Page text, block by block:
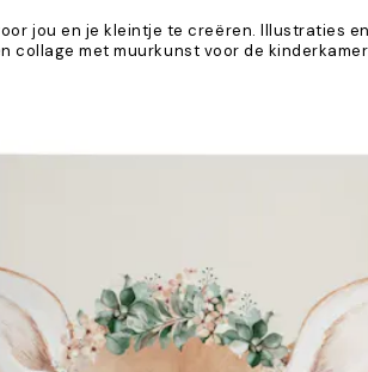
jou en je kleintje te creëren. Illustraties
met muurkunst voor de